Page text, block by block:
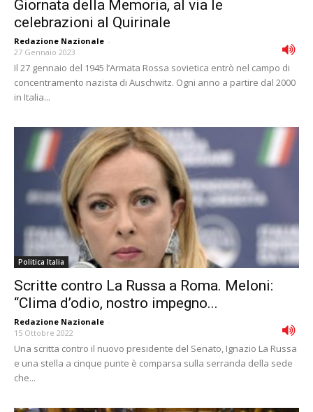
Giornata della Memoria, al via le
celebrazioni al Quirinale
Redazione Nazionale -
27 Gennaio 2023
Il 27 gennaio del 1945 l’Armata Rossa sovietica entrò nel campo di
concentramento nazista di Auschwitz. Ogni anno a partire dal 2000
in Italia...
Politica Italia
Scritte contro La Russa a Roma. Meloni:
“Clima d’odio, nostro impegno...
Redazione Nazionale -
15 Ottobre 2022
Una scritta contro il nuovo presidente del Senato, Ignazio La Russa
e una stella a cinque punte è comparsa sulla serranda della sede
che...